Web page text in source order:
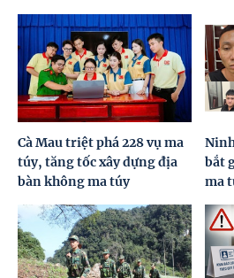
Cà Mau triệt phá 228 vụ ma
túy, tăng tốc xây dựng địa
bàn không ma túy
bắt
ma